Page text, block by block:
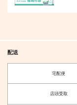
ステイゴールド
サンプル
配送
宅配便
店頭受取